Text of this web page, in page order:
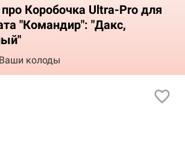
Коробочка Ultra-Pro для
"Командир": "Дакс,
колоды